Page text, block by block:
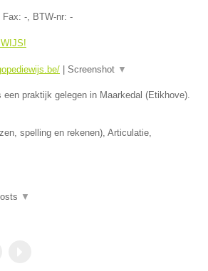
Fax: -, BTW-nr: -
Screenshot ▼
een praktijk gelegen in Maarkedal (Etikhove).
spelling en rekenen), Articulatie,
▼